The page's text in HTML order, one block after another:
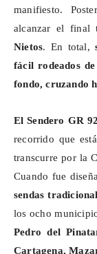
manifiesto.
alcanzar el final
Nietos. En total,
fácil rodeados
fondo, cruzando
El Sendero GR
recorrido que
transcurre por la
Cuando fue
sendas
los ocho
Pedro del
Cartagena,